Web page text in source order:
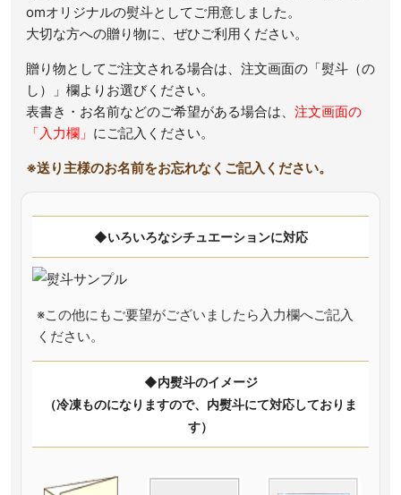
omオリジナルの熨斗としてご用意しました。
大切な方への贈り物に、ぜひご利用ください。
贈り物としてご注文される場合は、注文画面の「熨斗（の
し）」欄よりお選びください。
表書き・お名前などのご希望がある場合は、 注文画面の
「入力欄」 にご記入ください。
※送り主様のお名前をお忘れなくご記入ください。
◆いろいろなシチュエーションに対応
※この他にもご要望がございましたら入力欄へご記入
ください。
◆内熨斗のイメージ
（冷凍ものになりますので、内熨斗にて対応しておりま
す）